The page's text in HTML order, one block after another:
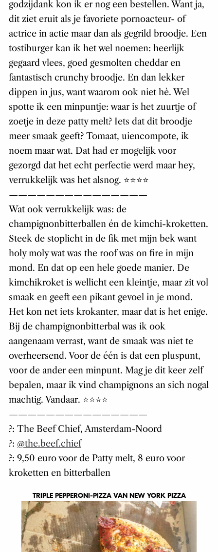
godzijdank kon ik er nog een bestellen. Want ja,
dit ziet eruit als je favoriete pornoacteur- of
actrice in actie maar dan als gegrild broodje. Een
tostiburger kan ik het wel noemen: heerlijk
gegaard vlees, goed gesmolten cheddar en
fantastisch crunchy broodje. En dan lekker
dippen in jus, want waarom ook niet hè. Wel
spotte ik een minpuntje: waar is het zuurtje of
zoetje in deze patty melt? Iets dat dit broodje
meer smaak geeft? Tomaat, uiencompote, ik
noem maar wat. Dat had er mogelijk voor
gezorgd dat het echt perfectie werd maar hey,
verrukkelijk was het alsnog. ⭐️⭐️⭐️⭐️
———————————————
Wat ook verrukkelijk was: de
champignonbitterballen én de kimchi-kroketten.
Steek de stoplicht in de fik met mijn bek want
holy moly wat was the roof was on fire in mijn
mond. En dat op een hele goede manier. De
kimchikroket is wellicht een kleintje, maar zit vol
smaak en geeft een pikant gevoel in je mond.
Het kon net iets krokanter, maar dat is het enige.
Bij de champignonbitterbal was ik ook
aangenaam verrast, want de smaak was niet te
overheersend. Voor de één is dat een pluspunt,
voor de ander een minpunt. Mag je dit keer zelf
bepalen, maar ik vind champignons an sich nogal
machtig. Vandaar. ⭐️⭐️⭐️⭐️
———————————————
?: The Beef Chief, Amsterdam-Noord
?: @the.beef.chief
?: 9,50 euro voor de Patty melt, 8 euro voor
kroketten en bitterballen
TRIPLE PEPPERONI-PIZZA VAN NEW YORK PIZZA